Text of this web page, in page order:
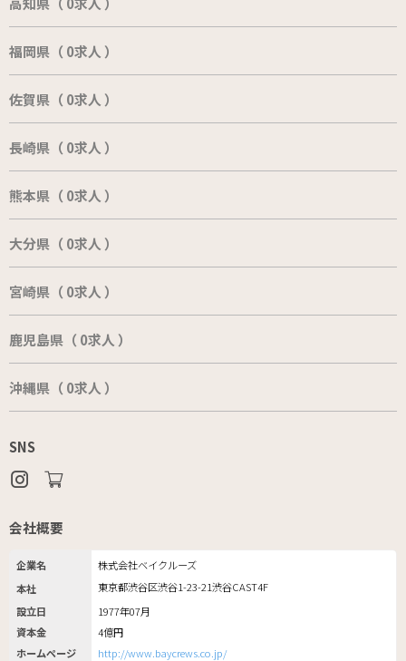
福岡県（ 0求人 ）
佐賀県（ 0求人 ）
長崎県（ 0求人 ）
熊本県（ 0求人 ）
大分県（ 0求人 ）
宮崎県（ 0求人 ）
鹿児島県（ 0求人 ）
沖縄県（ 0求人 ）
SNS
会社概要
企業名
株式会社ベイクルーズ
本社
東京都渋谷区渋谷1-23-21渋谷CAST4F
設立日
1977年07月
資本金
4億円
ホームページ
http://www.baycrews.co.jp/